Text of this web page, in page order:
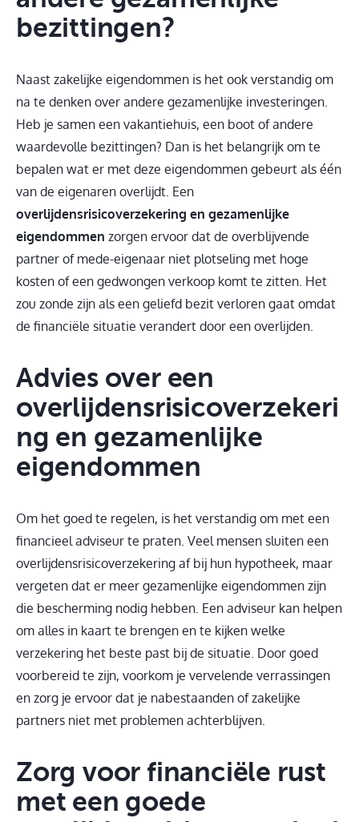
bezittingen?
Naast zakelijke eigendommen is het ook verstandig om
na te denken over andere gezamenlijke investeringen.
Heb je samen een vakantiehuis, een boot of andere
waardevolle bezittingen? Dan is het belangrijk om te
bepalen wat er met deze eigendommen gebeurt als één
van de eigenaren overlijdt. Een
overlijdensrisicoverzekering en gezamenlijke
eigendommen zorgen ervoor dat de overblijvende
partner of mede-eigenaar niet plotseling met hoge
kosten of een gedwongen verkoop komt te zitten. Het
zou zonde zijn als een geliefd bezit verloren gaat omdat
de financiële situatie verandert door een overlijden.
Advies over een
overlijdensrisicoverzekeri
ng en gezamenlijke
eigendommen
Om het goed te regelen, is het verstandig om met een
financieel adviseur te praten. Veel mensen sluiten een
overlijdensrisicoverzekering af bij hun hypotheek, maar
vergeten dat er meer gezamenlijke eigendommen zijn
die bescherming nodig hebben. Een adviseur kan helpen
om alles in kaart te brengen en te kijken welke
verzekering het beste past bij de situatie. Door goed
voorbereid te zijn, voorkom je vervelende verrassingen
en zorg je ervoor dat je nabestaanden of zakelijke
partners niet met problemen achterblijven.
Zorg voor financiële rust
met een goede